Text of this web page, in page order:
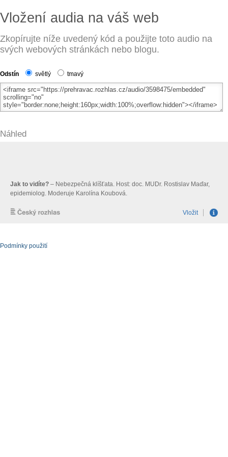
Vložení audia na váš web
Zkopírujte níže uvedený kód a použijte toto audio na
svých webových stránkách nebo blogu.
Odstín světlý tmavý
Náhled
Podmínky použití